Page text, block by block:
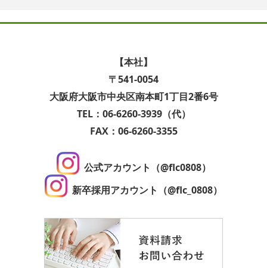
【本社】
〒541-0054
大阪府大阪市中央区南本町1丁目2番6号
TEL：06-6260-3939（代）
FAX：06-6260-3355
公式アカウント（@flc0808）
新卒採用アカウント（@flc_0808）